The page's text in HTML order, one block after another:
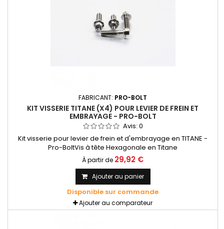
FABRICANT: PRO-BOLT
KIT VISSERIE TITANE (X4) POUR LEVIER DE FREIN ET
EMBRAYAGE - PRO-BOLT
Avis: 0
Kit visserie pour levier de frein et d'embrayage en TITANE -
Pro-BoltVis à tête Hexagonale en Titane
À partir de 29,92 €
Ajouter au panier
Disponible sur commande
Ajouter au comparateur